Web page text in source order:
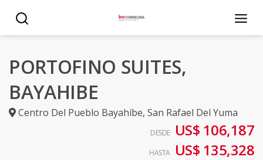
PORTOFINO SUITES,
BAYAHIBE
Centro Del Pueblo Bayahíbe, San Rafael Del Yuma
DESDE US$ 106,187
HASTA US$ 135,328